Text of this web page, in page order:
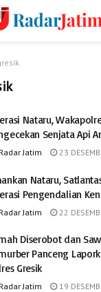
Nataru,
Senjata Api
Radar Jatim 23
Nataru,
Pengendalian
Radar Jatim 22
Diserobot dan
Panceng
Gresik
Radar Jatim 19